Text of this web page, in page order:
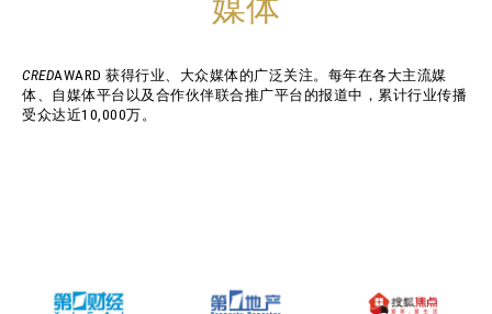
CREDAWARD 获得行业、大众媒体的广泛关注。每年在各大主流媒
体、自媒体平台以及合作伙伴联合推广平台的报道中，累计行业传播
受众达近10,000万。